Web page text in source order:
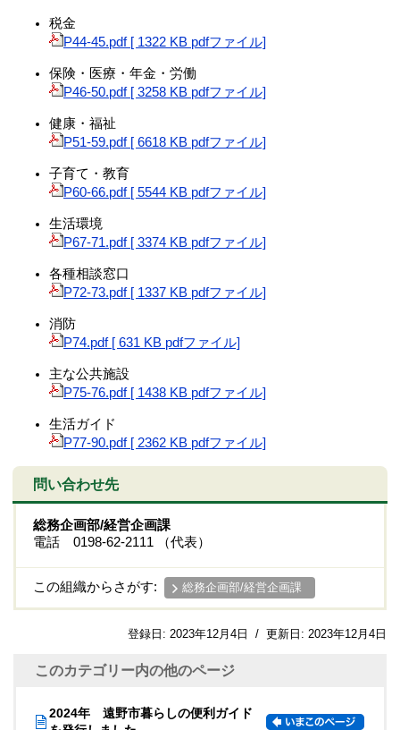
税金
P44-45.pdf [ 1322 KB pdfファイル]
保険・医療・年金・労働
P46-50.pdf [ 3258 KB pdfファイル]
健康・福祉
P51-59.pdf [ 6618 KB pdfファイル]
子育て・教育
P60-66.pdf [ 5544 KB pdfファイル]
生活環境
P67-71.pdf [ 3374 KB pdfファイル]
各種相談窓口
P72-73.pdf [ 1337 KB pdfファイル]
消防
P74.pdf [ 631 KB pdfファイル]
主な公共施設
P75-76.pdf [ 1438 KB pdfファイル]
生活ガイド
P77-90.pdf [ 2362 KB pdfファイル]
問い合わせ先
総務企画部/経営企画課
電話 0198-62-2111 （代表）
この組織からさがす: 総務企画部/経営企画課
登録日: 2023年12月4日 / 更新日: 2023年12月4日
このカテゴリー内の他のページ
2024年 遠野市暮らしの便利ガイド